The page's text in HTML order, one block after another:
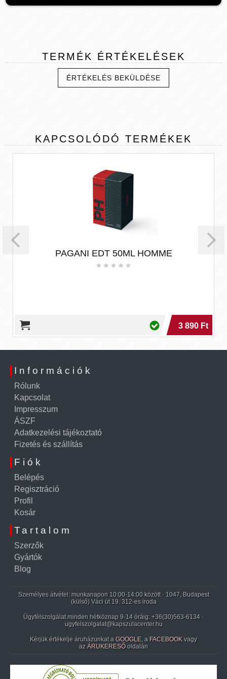
TERMÉK ÉRTÉKELÉSEK
ÉRTÉKELÉS BEKÜLDÉSE
KAPCSOLÓDÓ TERMÉKEK
PAGANI EDT 50ML HOMME
3 890 Ft
Információk
Rólunk
Kapcsolat
Impresszum
ÁSZF
Adatkezelési tájékoztató
Fizetés és szállítás
Fiók
Belépés
Regisztráció
Profil
Kosár
Tartalom
Szerzők
Gyártók
Blog
Személyes átvétel: munkanapon 10:00-14:00 között · 1047, Budapest
(külső) Váci út 19. 312-es iroda
Ügyfélszolgálat minden hétköznap 9-14 óráig: +36(30)563-6134 ·
ugyfelszolgalat@kapszulacenter.hu
Kérjük értékelje áruházunkat a GOOGLE, a FACEBOOK vagy
az ÁRUKERESŐ oldalán